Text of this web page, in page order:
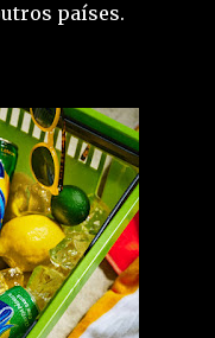
países.